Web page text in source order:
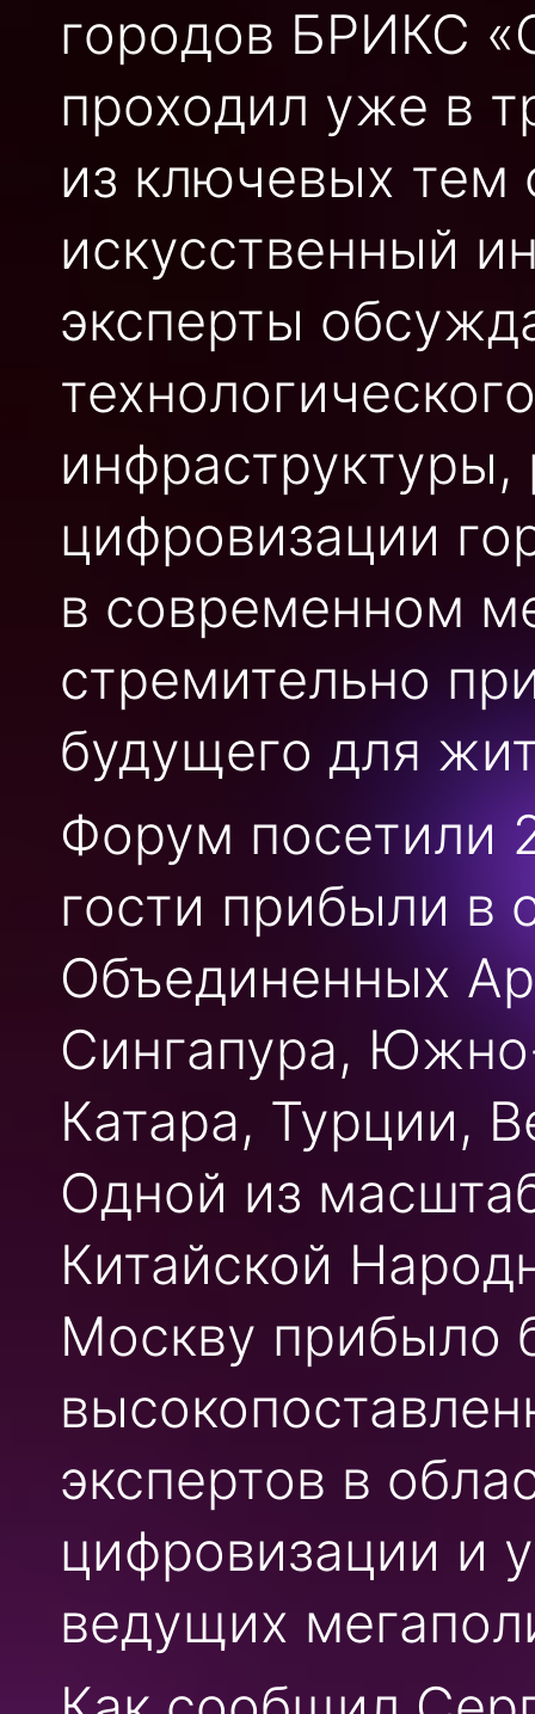
городов БРИКС
проходил уже в
из ключевых тем
искусственный
эксперты
цифровизации
в современном
стремительно
будущего для
Форум посетили
гости прибыли в
Объединенных
Сингапура,
Катара, Турции,
Одной из
Китайской
Москву прибыло
экспертов в
цифровизации и
ведущих